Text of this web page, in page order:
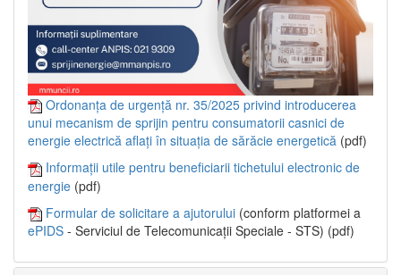
Ordonanța de urgență nr. 35/2025 privind introducerea
unui mecanism de sprijin pentru consumatorii casnici de
energie electrică aflați în situația de sărăcie energetică (pdf)
Informații utile pentru beneficiarii tichetului electronic de
energie (pdf)
Formular de solicitare a ajutorului (conform platformei a
ePIDS - Serviciul de Telecomunicații Speciale - STS) (pdf)